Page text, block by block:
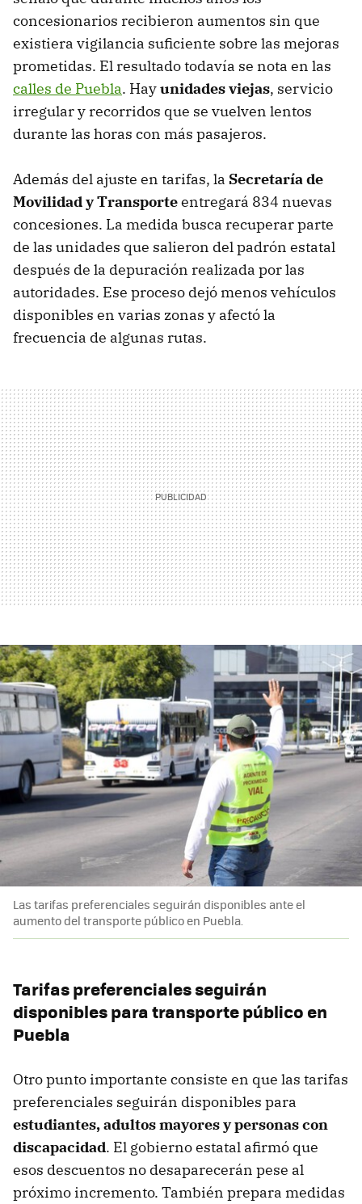
concesionarios recibieron aumentos sin que
existiera vigilancia suficiente sobre las mejoras
prometidas. El resultado todavía se nota en las
calles de Puebla. Hayunidades viejas, servicio
irregular y recorridos que se vuelven lentos
durante las horas con más pasajeros.
Además del ajuste en tarifas, la Secretaría de
Movilidad y Transporteentregará 834 nuevas
concesiones. La medida busca recuperar parte
de las unidades que salieron del padrón estatal
después de la depuración realizada por las
autoridades. Ese proceso dejó menos vehículos
disponibles en varias zonas y afectó la
frecuencia de algunas rutas.
Las tarifas preferenciales seguirán disponibles ante el
aumento del transporte público en Puebla.
Tarifas preferenciales seguirán
disponibles para transporte público en
Puebla
Otro punto importante consiste en que las tarifas
preferenciales seguirán disponibles para
estudiantes, adultos mayores y personas con
discapacidad. El gobierno estatal afirmó que
esos descuentos no desaparecerán pese al
próximo incremento. También prepara medidas